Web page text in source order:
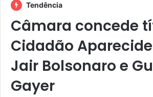
Tendência
Câmara concede
Cidadão
Jair Bolsonaro e
Gayer